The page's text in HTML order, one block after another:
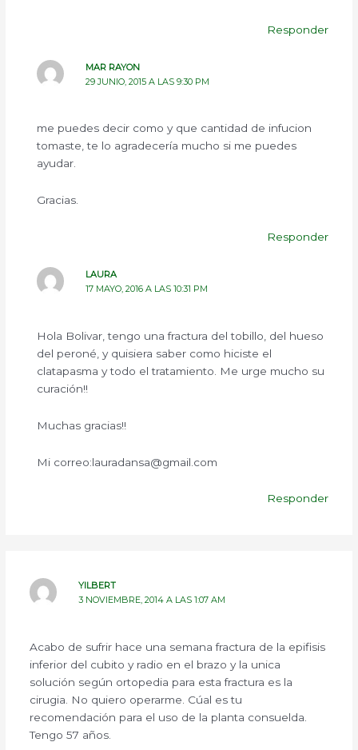
Responder
MAR RAYON
29 JUNIO, 2015 A LAS 9:30 PM
me puedes decir como y que cantidad de infucion
tomaste, te lo agradecería mucho si me puedes
ayudar.
Gracias.
Responder
LAURA
17 MAYO, 2016 A LAS 10:31 PM
Hola Bolivar, tengo una fractura del tobillo, del hueso
del peroné, y quisiera saber como hiciste el
clatapasma y todo el tratamiento. Me urge mucho su
curación!!
Muchas gracias!!
Mi correo:lauradansa@gmail.com
Responder
YILBERT
3 NOVIEMBRE, 2014 A LAS 1:07 AM
Acabo de sufrir hace una semana fractura de la epifisis
inferior del cubito y radio en el brazo y la unica
solución según ortopedia para esta fractura es la
cirugia. No quiero operarme. Cúal es tu
recomendación para el uso de la planta consuelda.
Tengo 57 años.